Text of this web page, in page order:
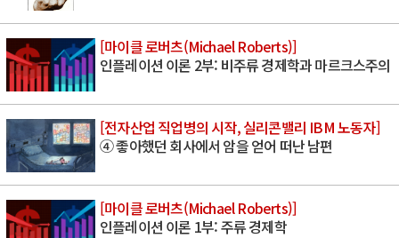
[마이클 로버츠(Michael Roberts)]
인플레이션 이론 2부: 비주류 경제학과 마르크스주의
[전자산업 직업병의 시작, 실리콘밸리 IBM 노동자]
④ 좋아했던 회사에서 암을 얻어 떠난 남편
[마이클 로버츠(Michael Roberts)]
인플레이션 이론 1부: 주류 경제학